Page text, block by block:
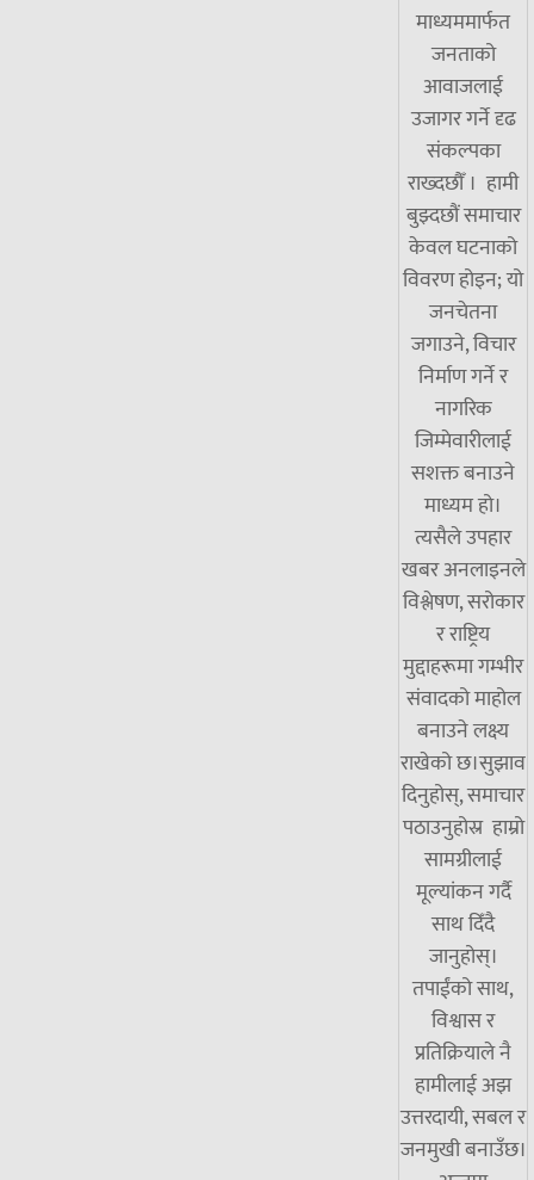
माध्यममार्फत
जनताको
आवाजलाई
उजागर गर्ने दृढ
संकल्पका
राख्दछौँ । हामी
बुझ्दछौं समाचार
केवल घटनाको
विवरण होइन; यो
जनचेतना
जगाउने, विचार
निर्माण गर्ने र
नागरिक
जिम्मेवारीलाई
सशक्त बनाउने
माध्यम हो।
त्यसैले उपहार
खबर अनलाइनले
विश्लेषण, सरोकार
र राष्ट्रिय
मुद्दाहरूमा गम्भीर
संवादको माहोल
बनाउने लक्ष्य
राखेको छ।सुझाव
दिनुहोस्, समाचार
पठाउनुहोस्र हाम्रो
सामग्रीलाई
मूल्यांकन गर्दै
साथ दिँदै
जानुहोस्।
तपाईंको साथ,
विश्वास र
प्रतिक्रियाले नै
हामीलाई अझ
उत्तरदायी, सबल र
जनमुखी बनाउँछ।